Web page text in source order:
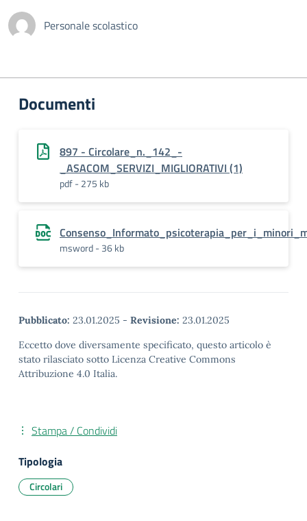
Personale scolastico
Documenti
897 - Circolare_n._142_-
_ASACOM_SERVIZI_MIGLIORATIVI (1)
pdf - 275 kb
msword - 36 kb
Pubblicato: 23.01.2025 - Revisione: 23.01.2025
Eccetto dove diversamente specificato, questo articolo è
stato rilasciato sotto Licenza Creative Commons
Attribuzione 4.0 Italia.
Stampa / Condividi
Tipologia
Circolari